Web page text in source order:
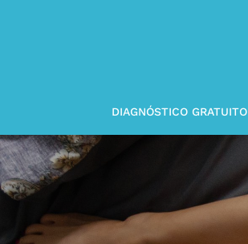
DIAGNÓSTICO GRATUITO